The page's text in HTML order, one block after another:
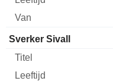
Sverker Sivall